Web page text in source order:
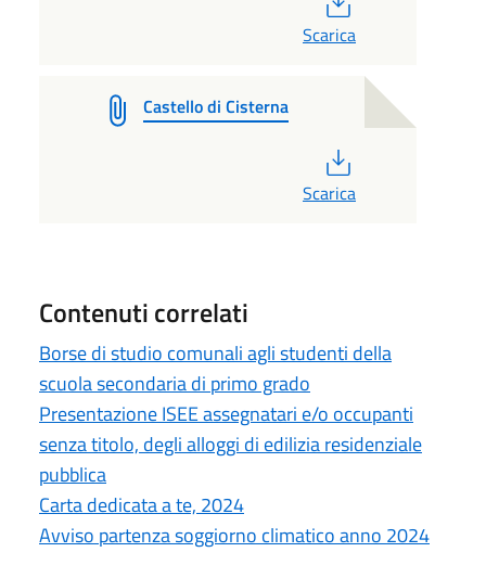
Scarica
Castello di Cisterna
Scarica
Contenuti correlati
Borse di studio comunali agli studenti della
scuola secondaria di primo grado
Presentazione ISEE assegnatari e/o occupanti
senza titolo, degli alloggi di edilizia residenziale
pubblica
Carta dedicata a te, 2024
Avviso partenza soggiorno climatico anno 2024